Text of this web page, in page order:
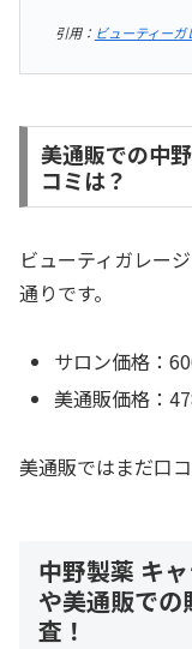
引用： ビューティーガ
美通販での中
コミは？
ビューティガレー
通りです。
サロン価格：
美通販価格：
美通販ではまだ口
中野製薬 キ
や美通販で
査！